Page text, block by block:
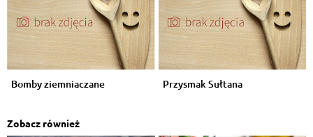
Bomby ziemniaczane Przysmak Sułtana
Zobacz również